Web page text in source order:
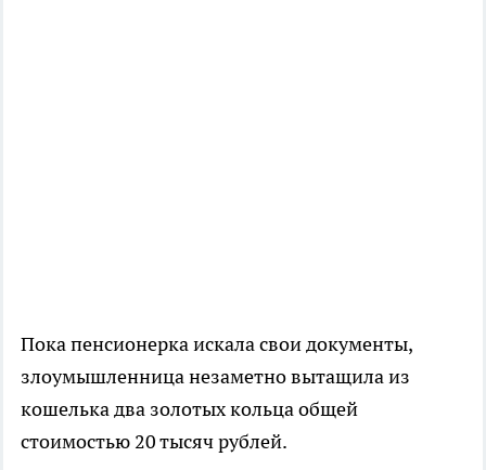
Пока пенсионерка искала свои документы,
злоумышленница незаметно вытащила из
кошелька два золотых кольца общей
стоимостью 20 тысяч рублей.